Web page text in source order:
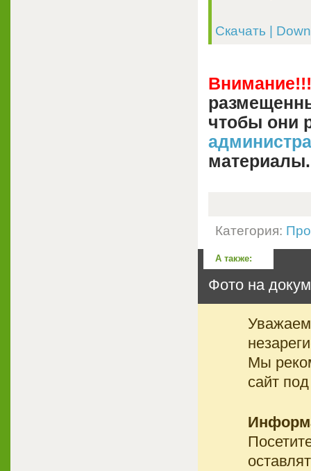
Скачать |
Внимание!!!
чтобы они
материалы.
Категория:
А также:
Фото на
Мы
сайт